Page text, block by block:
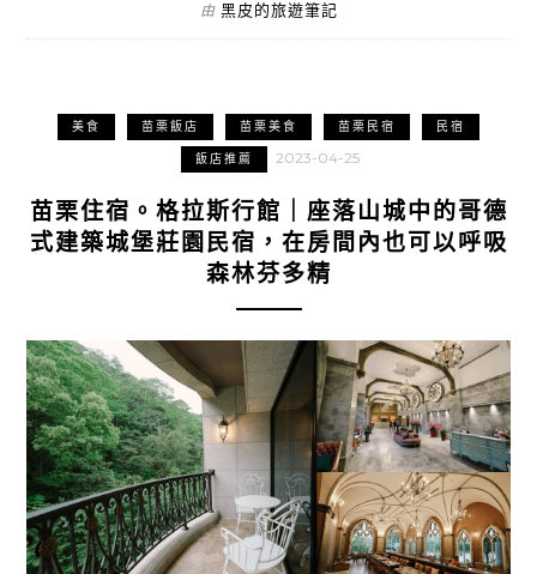
由 黑皮的旅遊筆記
美食 苗栗飯店 苗栗美食 苗栗民宿 民宿
飯店推薦 2023-04-25
苗栗住宿。格拉斯行館｜座落山城中的哥德
式建築城堡莊園民宿，在房間內也可以呼吸
森林芬多精